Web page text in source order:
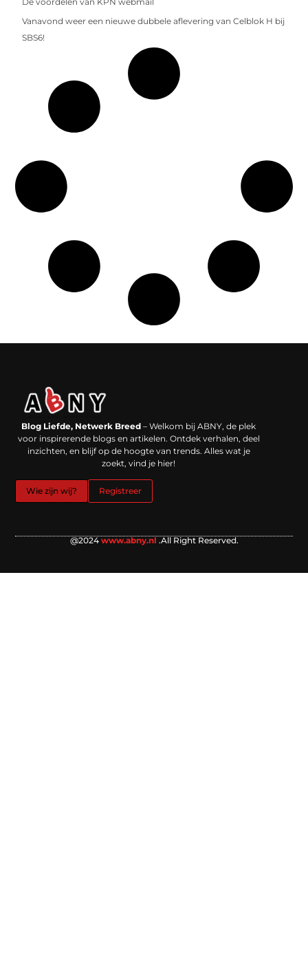
Vanavond weer een nieuwe dubbele aflevering van Celblok H bij
SBS6!
Blog Liefde, Netwerk Breed – Welkom bij ABNY, de plek
voor inspirerende blogs en artikelen. Ontdek verhalen, deel
inzichten, en blijf op de hoogte van trends. Alles wat je
zoekt, vind je hier!
Wie zijn wij? Registreer
@2024 www.abny.nl .All Right Reserved.